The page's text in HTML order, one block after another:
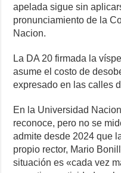
apelada sigue sin
pronunciamiento de la
Nacion.
La DA 20 firmada la
asume el costo de
expresado en las calles
En la Universidad
reconoce, pero no se
admite desde 2024 que
propio rector, Mario
situación es «cada vez